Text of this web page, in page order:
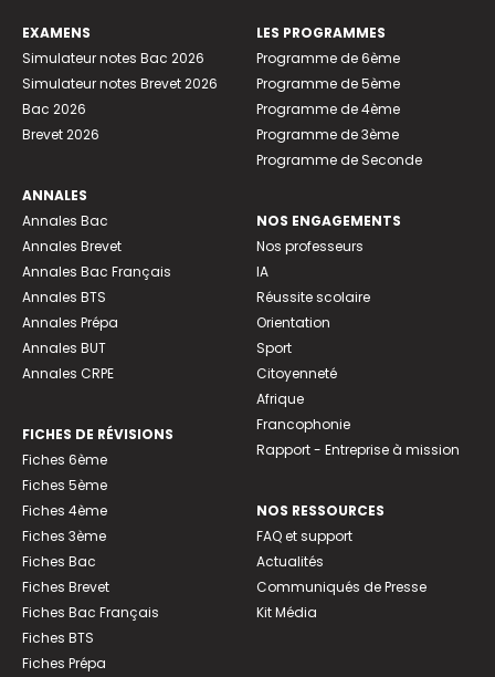
EXAMENS
Simulateur notes Bac 2026
Simulateur notes Brevet 2026
Bac 2026
Brevet 2026
ANNALES
Annales Bac
Annales Brevet
Annales Bac Français
Annales BTS
Annales Prépa
Annales BUT
Annales CRPE
FICHES DE RÉVISIONS
Fiches 6ème
Fiches 5ème
Fiches 4ème
Fiches 3ème
Fiches Bac
Fiches Brevet
Fiches Bac Français
Fiches BTS
Fiches Prépa
LES PROGRAMMES
Programme de 6ème
Programme de 5ème
Programme de 4ème
Programme de 3ème
Programme de Seconde
NOS ENGAGEMENTS
Nos professeurs
IA
Réussite scolaire
Orientation
Sport
Citoyenneté
Afrique
Francophonie
Rapport - Entreprise à mission
NOS RESSOURCES
FAQ et support
Actualités
Communiqués de Presse
Kit Média